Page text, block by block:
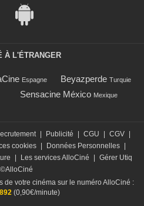
À L'ÉTRANGER
Espagne Beyazperde Turquie
Sensacine México Mexique
Publicité CGU CGV
cookies Données Personnelles
Les services AlloCiné
Gérer Utiq
©AlloCiné
de votre cinéma sur le numéro AlloCiné :
(0,90€/minute)